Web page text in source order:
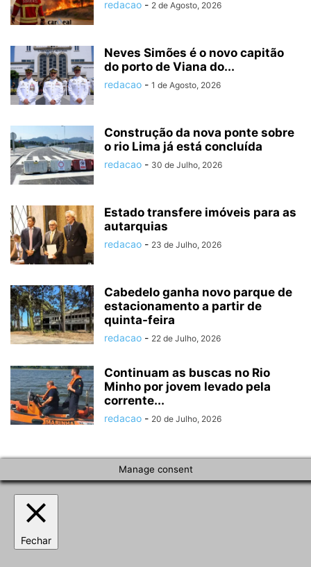
redacao - 2 de Agosto, 2026
Neves Simões é o novo capitão
do porto de Viana do...
redacao - 1 de Agosto, 2026
Construção da nova ponte sobre
o rio Lima já está concluída
redacao - 30 de Julho, 2026
Estado transfere imóveis para as
autarquias
redacao - 23 de Julho, 2026
Cabedelo ganha novo parque de
estacionamento a partir de
quinta-feira
redacao - 22 de Julho, 2026
Continuam as buscas no Rio
Minho por jovem levado pela
corrente...
redacao - 20 de Julho, 2026
Manage consent
Fechar